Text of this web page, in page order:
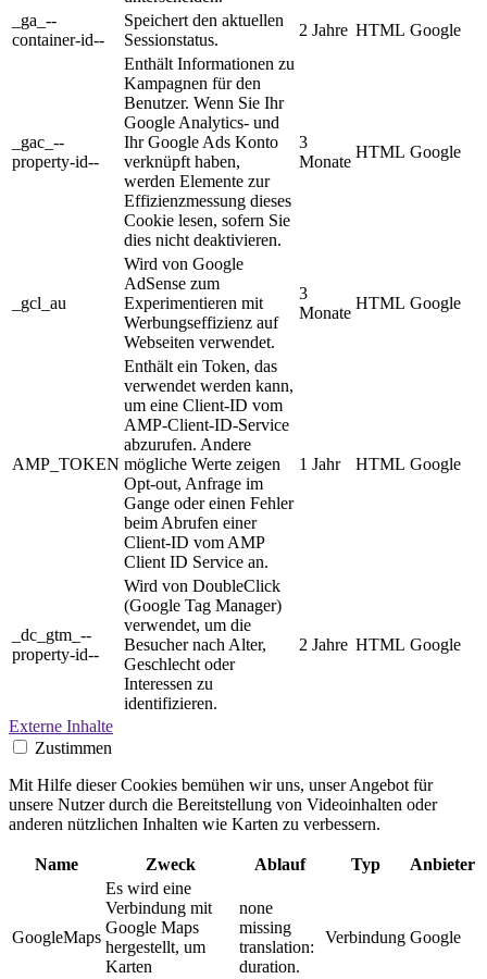
_ga_--
container-id--
Speichert den aktuellen
Sessionstatus.
2 Jahre HTML Google
_gac_--
property-id--
Enthält Informationen zu
Kampagnen für den
Benutzer. Wenn Sie Ihr
Google Analytics- und
Ihr Google Ads Konto
verknüpft haben,
werden Elemente zur
Effizienzmessung dieses
Cookie lesen, sofern Sie
dies nicht deaktivieren.
3
Monate
HTML Google
_gcl_au
Wird von Google
AdSense zum
Experimentieren mit
Werbungseffizienz auf
Webseiten verwendet.
3
Monate
HTML Google
AMP_TOKEN
Enthält ein Token, das
verwendet werden kann,
um eine Client-ID vom
AMP-Client-ID-Service
abzurufen. Andere
mögliche Werte zeigen
Opt-out, Anfrage im
Gange oder einen Fehler
beim Abrufen einer
Client-ID vom AMP
Client ID Service an.
1 Jahr HTML Google
_dc_gtm_--
property-id--
Wird von DoubleClick
(Google Tag Manager)
verwendet, um die
Besucher nach Alter,
Geschlecht oder
Interessen zu
identifizieren.
2 Jahre HTML Google
Externe Inhalte
Zustimmen
Mit Hilfe dieser Cookies bemühen wir uns, unser Angebot für
unsere Nutzer durch die Bereitstellung von Videoinhalten oder
anderen nützlichen Inhalten wie Karten zu verbessern.
Name Zweck Ablauf Typ Anbieter
GoogleMaps
Es wird eine
Verbindung mit
Google Maps
hergestellt, um
Karten
none
missing
translation:
duration.
Verbindung Google